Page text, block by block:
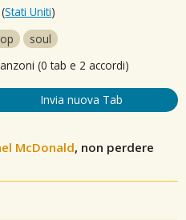
(Stati Uniti)
soul
(0 tab e 2 accordi)
Invia nuova Tab
McDonald, non perdere